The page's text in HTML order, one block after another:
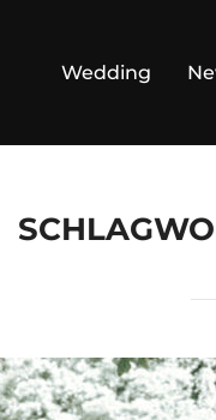
Wedding